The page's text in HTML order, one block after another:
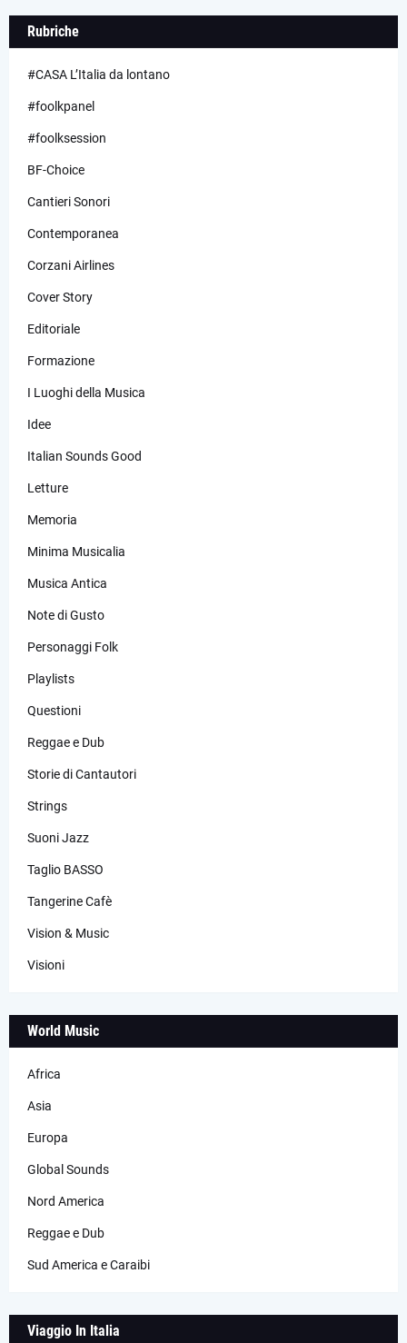
Rubriche
#CASA L’Italia da lontano
#foolkpanel
#foolksession
BF-Choice
Cantieri Sonori
Contemporanea
Corzani Airlines
Cover Story
Editoriale
Formazione
I Luoghi della Musica
Idee
Italian Sounds Good
Letture
Memoria
Minima Musicalia
Musica Antica
Note di Gusto
Personaggi Folk
Playlists
Questioni
Reggae e Dub
Storie di Cantautori
Strings
Suoni Jazz
Taglio BASSO
Tangerine Cafè
Vision & Music
Visioni
World Music
Africa
Asia
Europa
Global Sounds
Nord America
Reggae e Dub
Sud America e Caraibi
Viaggio In Italia